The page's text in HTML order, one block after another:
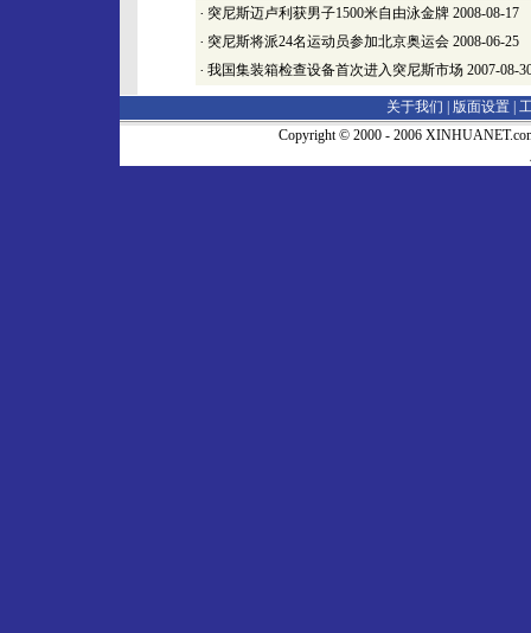
· 突尼斯迈卢利获男子1500米自由泳金牌 2008-08-17
· 突尼斯将派24名运动员参加北京奥运会 2008-06-25
· 我国集装箱检查设备首次进入突尼斯市场 2007-08-
关于我们 | 版面设置
Copyright © 2000 - 2006